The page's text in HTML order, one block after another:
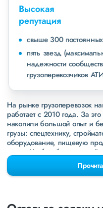
Высокая
репутация
свыше 300 постоянных
пять звезд
надежности
грузоперевозчиков АТИ
На рынке грузоперевозок
работает с 2010 года. За
накопили большой опыт и
грузы: спецтехнику,
оборудование, пищевую
грузы. Чтобы убедиться
свежие примеры перевозок,
раз в неделю. Также
направления вДНРиЛНР.